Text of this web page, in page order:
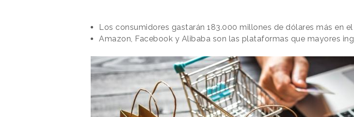
Los consumidores gastarán 183.000 millones de dólares más en
Amazon, Facebook y Alibaba son las plataformas que mayores